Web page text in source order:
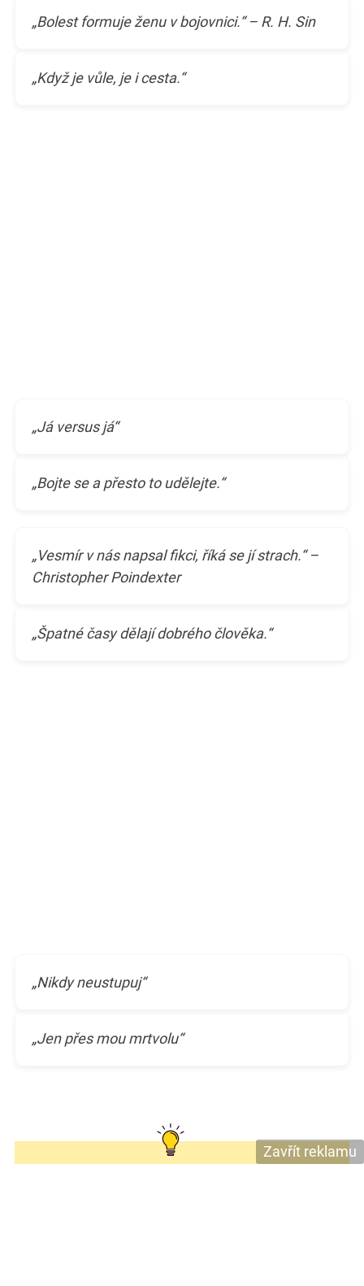
„Bolest formuje ženu v bojovnici.“ – R. H. Sin
„Když je vůle, je i cesta.“
„Já versus já“
„Bojte se a přesto to udělejte.“
„Vesmír v nás napsal fikci, říká se jí strach.“ –
Christopher Poindexter
„Špatné časy dělají dobrého člověka.“
„Nikdy neustupuj“
„Jen přes mou mrtvolu“
Zavřít reklamu